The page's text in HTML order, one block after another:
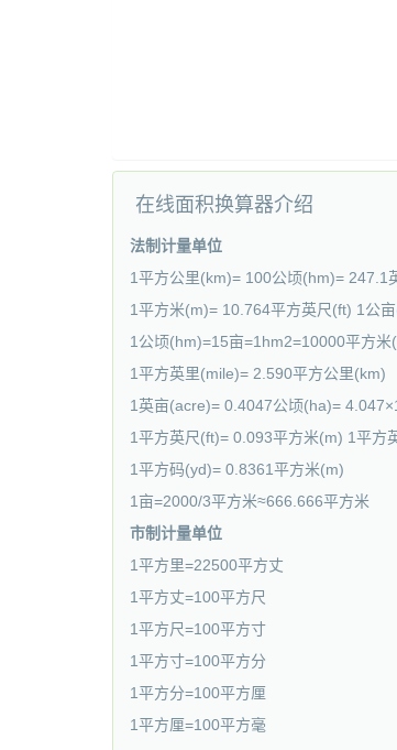
在线面积换算器介绍
法制计量单位
1平方公里(km)= 100公顷(hm)= 247.1
1平方米(m)= 10.764平方英尺(ft) 1公
1公顷(hm)=15亩=1hm2=10000平方
1平方英里(mile)= 2.590平方公里(km)
1英亩(acre)= 0.4047公顷(ha)=
1平方英尺(ft)= 0.093平方米(m) 1平方
1平方码(yd)= 0.8361平方米(m)
1亩=2000/3平方米≈666.666平方米
市制计量单位
1平方里=22500平方丈
1平方丈=100平方尺
1平方尺=100平方寸
1平方寸=100平方分
1平方分=100平方厘
1平方厘=100平方毫